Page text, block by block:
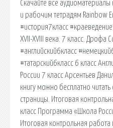
Скачайте все аудиоматериалы
и рабочим тетрадям Rainbow
#история7класс
XVII-XVIII века. 7 класс. Дрофа
#английский6класс
#татарский6класс 6 класс
России 7 класс Арсентьев
книгу можно бесплатно
страницы. Итоговая
класс Программа «Школа
Итоговая контрольная работа